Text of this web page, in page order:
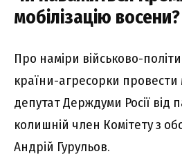
мобілізацію восени?
Про наміри військово-
країни-агресорки провести
депутат Держдуми Росії від
колишній член Комітету з
Андрій Гурульов.